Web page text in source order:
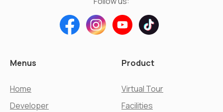
Menus
Home
Developer
Product
Virtual Tour
Facilities